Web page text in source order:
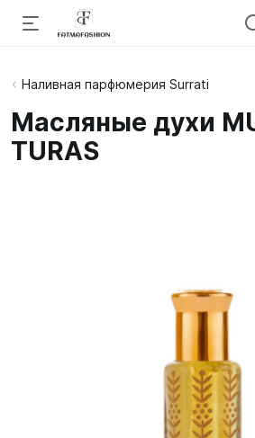
Наливная парфюмерия Surrati
Масляные духи
TURAS